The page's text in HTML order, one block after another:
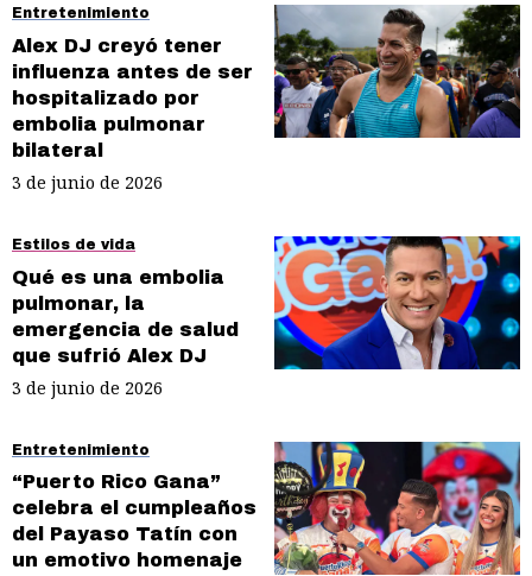
Entretenimiento
Alex DJ creyó tener
influenza antes de ser
hospitalizado por
embolia pulmonar
bilateral
3 de junio de 2026
Estilos de vida
Qué es una embolia
pulmonar, la
emergencia de salud
que sufrió Alex DJ
3 de junio de 2026
Entretenimiento
“Puerto Rico Gana”
celebra el cumpleaños
del Payaso Tatín con
un emotivo homenaje